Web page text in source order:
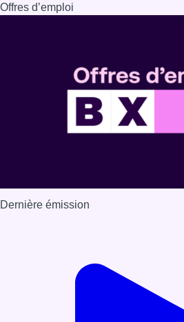
Offres d’emploi
Dernière émission